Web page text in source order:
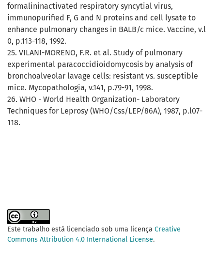
formalininactivated respiratory syncytial virus,
immunopurified F, G and N proteins and cell lysate to
enhance pulmonary changes in BALB/c mice. Vaccine, v.l
0, p.113-118, 1992.
25. VILANI-MORENO, F.R. et al. Study of pulmonary
experimental paracoccidioidomycosis by analysis of
bronchoalveolar lavage cells: resistant vs. susceptible
mice. Mycopathologia, v.141, p.79-91, 1998.
26. WHO - World Health Organization- Laboratory
Techniques for Leprosy (WHO/Css/LEP/86A), 1987, p.l07-
118.
Este trabalho está licenciado sob uma licença Creative
Commons Attribution 4.0 International License.